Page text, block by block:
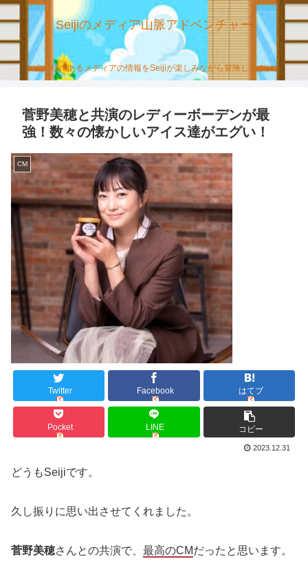
Seijiのメディア山脈アドベンチャー
山の様にあるメディアの情報をSeijiが楽しみながら冒険します。
菅野美穂と共演のレディーボーデンが最
強！数々の懐かしいアイス達がエグい！
CM
Twitter Facebook はてブ
Pocket LINE コピー
2023.12.31
どうもSeijiです。
久し振りに思い出させてくれました。
菅野美穂さんとの共演で、 最高のCMだったと思います。